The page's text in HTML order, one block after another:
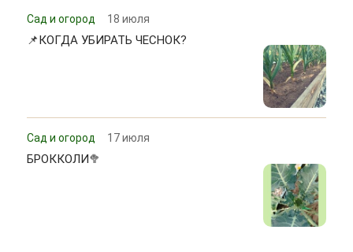
Сад и огород 18 июля
📌КОГДА УБИРАТЬ ЧЕСНОК?
Сад и огород 17 июля
БРОККОЛИ🥦